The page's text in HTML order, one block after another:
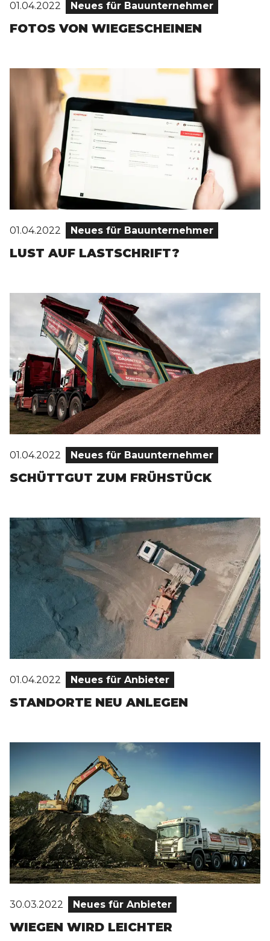
01.04.2022 Neues für Bauunternehmer
FOTOS VON WIEGESCHEINEN
01.04.2022 Neues für Bauunternehmer
LUST AUF LASTSCHRIFT?
01.04.2022 Neues für Bauunternehmer
SCHÜTTGUT ZUM FRÜHSTÜCK
01.04.2022 Neues für Anbieter
STANDORTE NEU ANLEGEN
30.03.2022 Neues für Anbieter
WIEGEN WIRD LEICHTER